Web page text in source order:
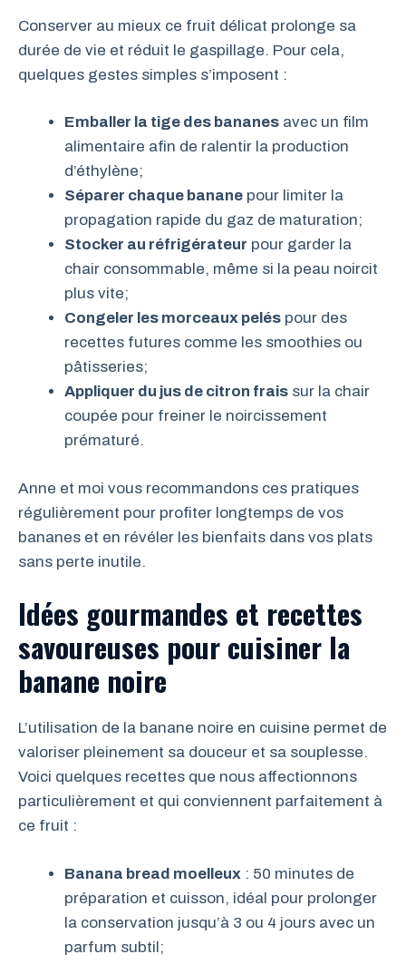
Conserver au mieux ce fruit délicat prolonge sa
durée de vie et réduit le gaspillage. Pour cela,
quelques gestes simples s’imposent :
Emballer la tige des bananes avec un film
alimentaire afin de ralentir la production
d’éthylène;
Séparer chaque banane pour limiter la
propagation rapide du gaz de maturation;
Stocker au réfrigérateur pour garder la
chair consommable, même si la peau noircit
plus vite;
Congeler les morceaux pelés pour des
recettes futures comme les smoothies ou
pâtisseries;
Appliquer du jus de citron frais sur la chair
coupée pour freiner le noircissement
prématuré.
Anne et moi vous recommandons ces pratiques
régulièrement pour profiter longtemps de vos
bananes et en révéler les bienfaits dans vos plats
sans perte inutile.
Idées gourmandes et recettes
savoureuses pour cuisiner la
banane noire
L’utilisation de la banane noire en cuisine permet de
valoriser pleinement sa douceur et sa souplesse.
Voici quelques recettes que nous affectionnons
particulièrement et qui conviennent parfaitement à
ce fruit :
Banana bread moelleux : 50 minutes de
préparation et cuisson, idéal pour prolonger
la conservation jusqu’à 3 ou 4 jours avec un
parfum subtil;